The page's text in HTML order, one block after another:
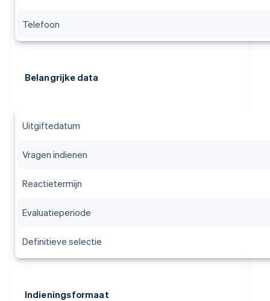
Telefoon
Belangrijke data
Uitgiftedatum
Vragen indienen
Reactietermijn
Evaluatieperiode
Definitieve selectie
Indieningsformaat